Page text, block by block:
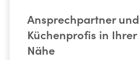
Ansprechpartner und
Küchenprofis in Ihrer
Nähe